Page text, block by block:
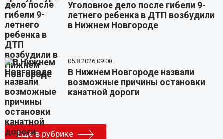
Уголовное дело после гибели 9-
летнего ребенка в ДТП возбудили
в Нижнем Новгороде
05.8.2026 09:00
В Нижнем Новгороде назвали
возможные причины остановки
канатной дороги
Еще в рубрике